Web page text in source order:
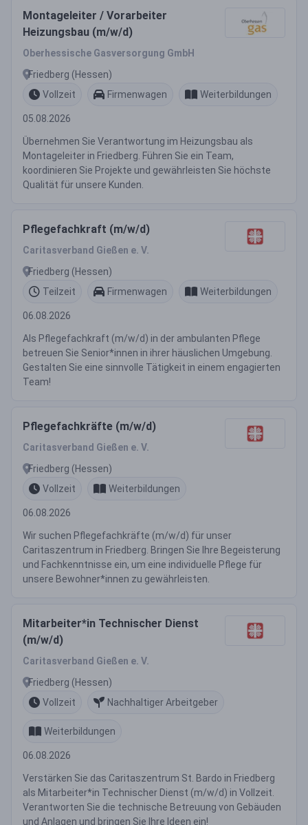
Montageleiter / Vorarbeiter
Heizungsbau (m/w/d)
Oberhessische Gasversorgung GmbH
Friedberg (Hessen)
Vollzeit
Firmenwagen Weiterbildungen
05.08.2026
Übernehmen Sie Verantwortung im Heizungsbau als
Montageleiter in Friedberg. Führen Sie ein Team,
koordinieren Sie Projekte und gewährleisten Sie höchste
Qualität für unsere Kunden.
Pflegefachkraft (m/w/d)
Caritasverband Gießen e. V.
Friedberg (Hessen)
Teilzeit
Firmenwagen Weiterbildungen
06.08.2026
Als Pflegefachkraft (m/w/d) in der ambulanten Pflege
betreuen Sie Senior*innen in ihrer häuslichen Umgebung.
Gestalten Sie eine sinnvolle Tätigkeit in einem engagierten
Team!
Pflegefachkräfte (m/w/d)
Caritasverband Gießen e. V.
Friedberg (Hessen)
Vollzeit
Weiterbildungen
06.08.2026
Wir suchen Pflegefachkräfte (m/w/d) für unser
Caritaszentrum in Friedberg. Bringen Sie Ihre Begeisterung
und Fachkenntnisse ein, um eine individuelle Pflege für
unsere Bewohner*innen zu gewährleisten.
Mitarbeiter*in Technischer Dienst
(m/w/d)
Caritasverband Gießen e. V.
Friedberg (Hessen)
Vollzeit
Nachhaltiger Arbeitgeber
Weiterbildungen
06.08.2026
Verstärken Sie das Caritaszentrum St. Bardo in Friedberg
als Mitarbeiter*in Technischer Dienst (m/w/d) in Vollzeit.
Verantworten Sie die technische Betreuung von Gebäuden
und Anlagen und bringen Sie Ihre Ideen ein!